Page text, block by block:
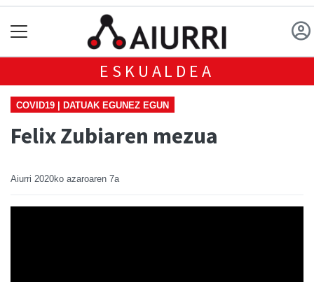
ESKUALDEA
COVID19 | DATUAK EGUNEZ EGUN
Felix Zubiaren mezua
Aiurri 2020ko azaroaren 7a